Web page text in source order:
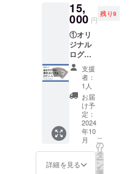
ト範
囲：片
面のみ
【デ
ザイン
作成
ルー
ル】
・作
成する
デザイ
ンは1点
のみと
なりま
す。
・デ
ザイン
15,
000 円
残り9
①オリ
ジナル
ログ
ノート
10冊
※サイ
ズ：A6
※本文
40ペー
ジ(40ダ
イブ分
の記録
が可能)
※記入
支援
者：
1人
お届
け予
定：
2024
年10
月
詳細を見る
こ
の
リ
タ
ー
ン
を